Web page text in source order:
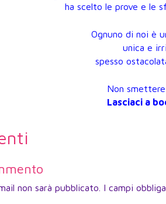
ha scelto le prove e le
Ognuno di noi è
unica e
spesso
Non
Lasciaci a
non sarà pubblicato. I campi